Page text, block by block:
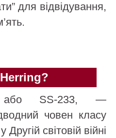
для відвідування,
або SS-233, —
човен класу
світовій війні